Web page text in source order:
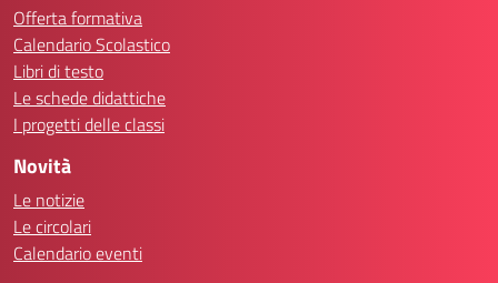
Offerta formativa
Calendario Scolastico
Libri di testo
Le schede didattiche
I progetti delle classi
Novità
Le notizie
Le circolari
Calendario eventi